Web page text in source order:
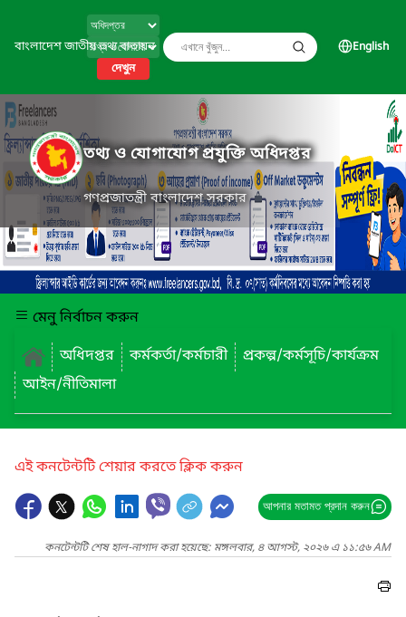
বাংলাদেশ জাতীয় তথ্য বাতায়ন
দেখুন
English
তথ্য ও যোগাযোগ প্রযুক্তি অধিদপ্তর
গণপ্রজাতন্ত্রী বাংলাদেশ সরকার
মেনু নির্বাচন করুন
অধিদপ্তর
কর্মকর্তা/কর্মচারী
প্রকল্প/কর্মসূচি/কার্যক্রম
আইন/নীতিমালা
এই কনটেন্টটি শেয়ার করতে ক্লিক করুন
আপনার মতামত প্রদান করুন
কনটেন্টটি শেষ হাল-নাগাদ করা হয়েছে: মঙ্গলবার, ৪ আগস্ট, ২০২৬ এ ১১:৫৬ AM